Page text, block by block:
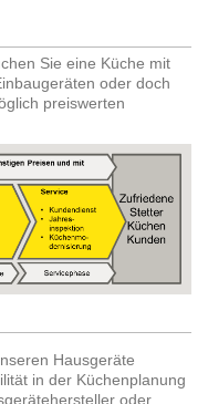
Sie eine Küche mit
oder doch
preiswerten
Hausgeräte
in der Küchenplanung
oder